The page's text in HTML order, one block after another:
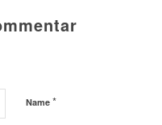
Name *